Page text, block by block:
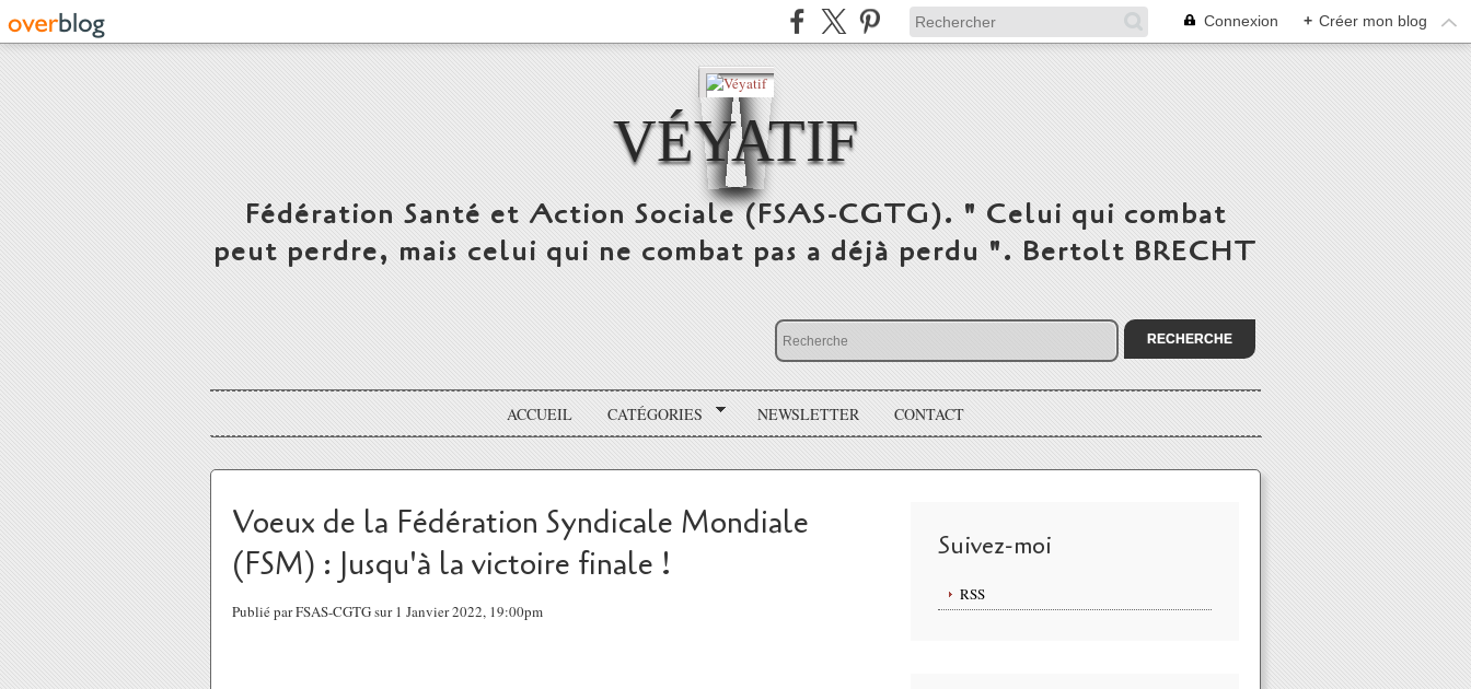
Connexion + Créer mon blog
VÉYATIF
Fédération Santé et Action Sociale (FSAS-CGTG). " Celui qui combat
peut perdre, mais celui qui ne combat pas a déjà perdu ". Bertolt BRECHT
ACCUEIL CATÉGORIES NEWSLETTER CONTACT
Voeux de la Fédération Syndicale Mondiale
(FSM) : Jusqu'à la victoire finale !
Publié par FSAS-CGTG sur 1 Janvier 2022, 19:00pm
Suivez-moi
RSS